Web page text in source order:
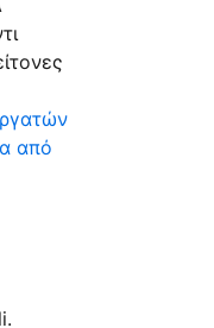
από